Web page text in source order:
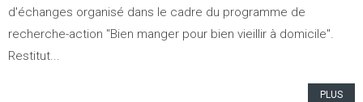
d'échanges organisé dans le cadre du programme de
recherche-action "Bien manger pour bien vieillir à domicile".
Restitut...
PLUS